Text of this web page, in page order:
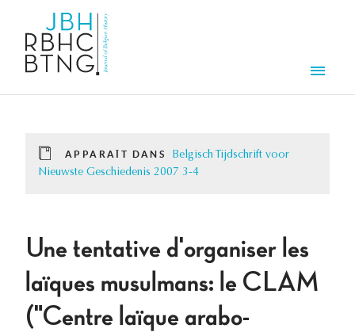
APPARAÎT DANS
Belgisch Tijdschrift voor
Nieuwste Geschiedenis 2007 3-4
Une tentative d'organiser les
laïques musulmans: le CLAM
("Centre laïque arabo-